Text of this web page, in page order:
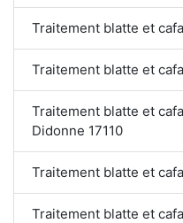
Traitement blatte et
Traitement blatte et
Traitement blatte et
Didonne 17110
Traitement blatte et
Traitement blatte et